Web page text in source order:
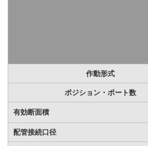
作動形式
ポジション・ポート数
有効断面積
配管接続口径